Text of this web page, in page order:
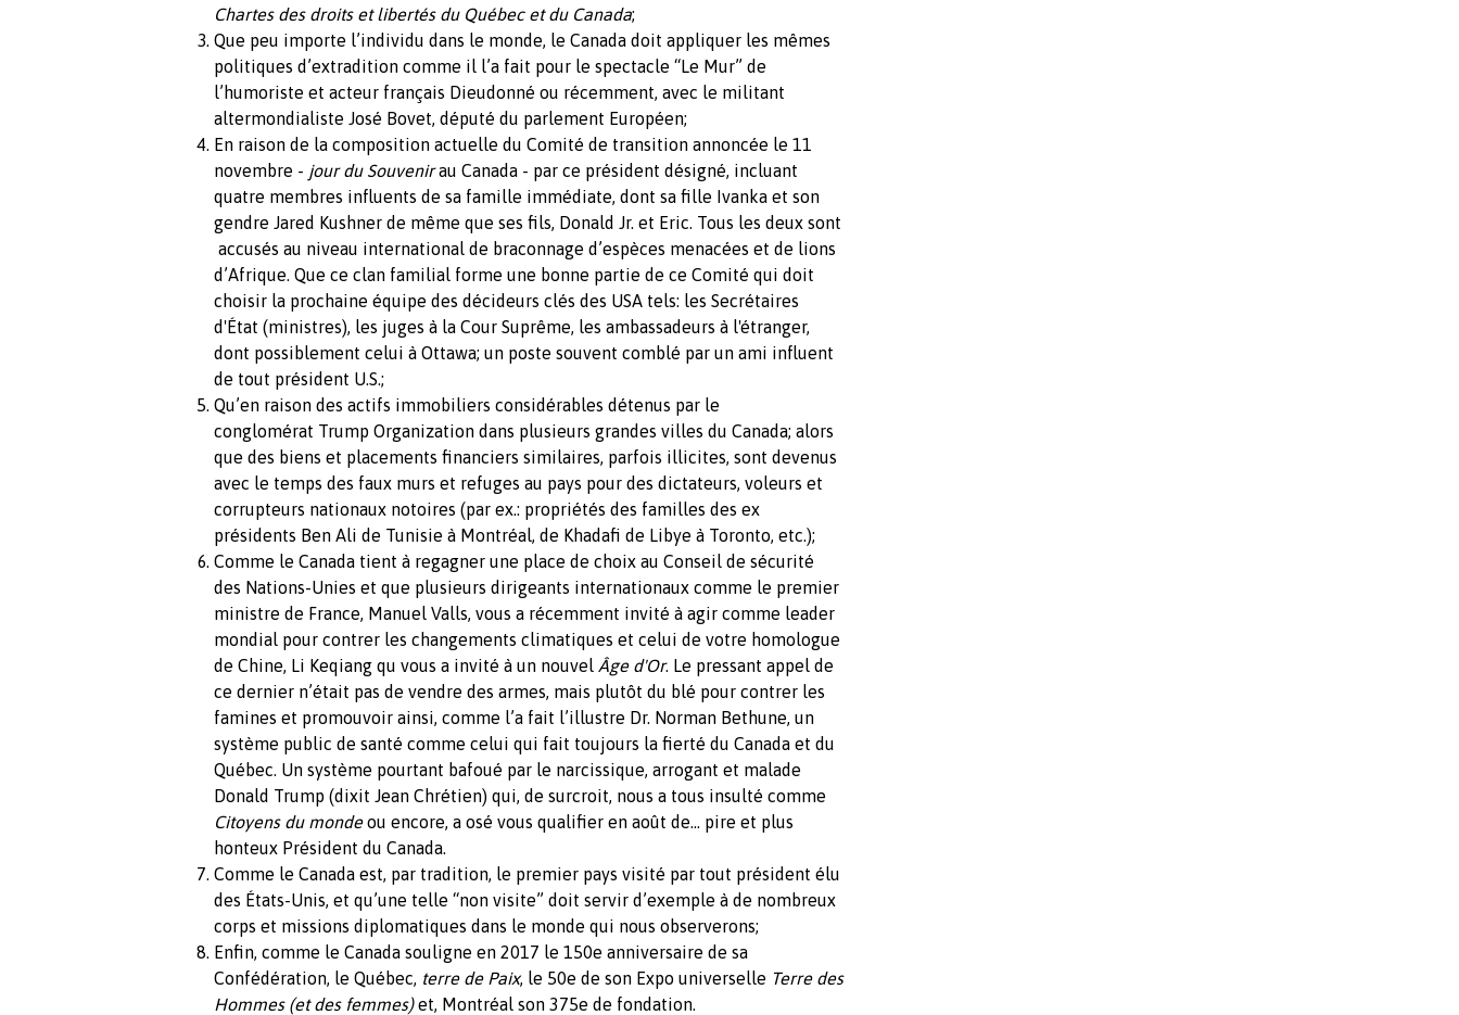
Chartes des droits et libertés du Québec et du Canada;
Que peu importe l’individu dans le monde, le Canada doit appliquer les mêmes
politiques d’extradition comme il l’a fait pour le spectacle “Le Mur” de
l’humoriste et acteur français Dieudonné ou récemment, avec le militant
altermondialiste José Bovet, député du parlement Européen;
En raison de la composition actuelle du Comité de transition annoncée le 11
novembre - jour du Souvenirau Canada - par ce président désigné, incluant
quatre membres influents de sa famille immédiate, dont sa fille Ivanka et son
gendre Jared Kushner de même que ses fils, Donald Jr. et Eric. Tous les deux sont
accusés au niveau international de braconnage d’espèces menacées et de lions
d’Afrique. Que ce clan familial forme une bonne partie de ce Comité qui doit
choisir la prochaine équipe des décideurs clés des USA tels: les Secrétaires
d'État (ministres), les juges à la Cour Suprême, les ambassadeurs à l'étranger,
dont possiblement celui à Ottawa; un poste souvent comblé par un ami influent
de tout président U.S.;
Qu’en raison des actifs immobiliers considérables détenus par le
conglomérat Trump Organization dans plusieurs grandes villes du Canada; alors
que des biens et placements financiers similaires, parfois illicites, sont devenus
avec le temps des faux murs et refuges au pays pour des dictateurs, voleurs et
corrupteurs nationaux notoires (par ex.: propriétés des familles des ex
présidents Ben Ali de Tunisie à Montréal, de Khadafi de Libye à Toronto, etc.);
Comme le Canada tient à regagner une place de choix au Conseil de sécurité
des Nations-Unies et que plusieurs dirigeants internationaux comme le premier
ministre de France, Manuel Valls, vous a récemment invité à agir comme leader
mondial pour contrer les changements climatiques et celui de votre homologue
de Chine, Li Keqiang qu vous a invité à un nouvel Âge d'Or. Le pressant appel de
ce dernier n’était pas de vendre des armes, mais plutôt du blé pour contrer les
famines et promouvoir ainsi, comme l’a fait l’illustre Dr. Norman Bethune, un
système public de santé comme celui qui fait toujours la fierté du Canada et du
Québec. Un système pourtant bafoué par le narcissique, arrogant et malade
Donald Trump (dixit Jean Chrétien) qui, de surcroit, nous a tous insulté comme
Citoyens du mondeou encore, a osé vous qualifier en août de... pire et plus
honteux Président du Canada.
Comme le Canada est, par tradition, le premier pays visité par tout président élu
des États-Unis, et qu’une telle “non visite” doit servir d’exemple à de nombreux
corps et missions diplomatiques dans le monde qui nous observerons;
Enfin, comme le Canada souligne en 2017 le 150e anniversaire de sa
Confédération, le Québec, terre de Paix, le 50e de son Expo universelle Terre des
Hommes (et des femmes)et, Montréal son 375e de fondation.